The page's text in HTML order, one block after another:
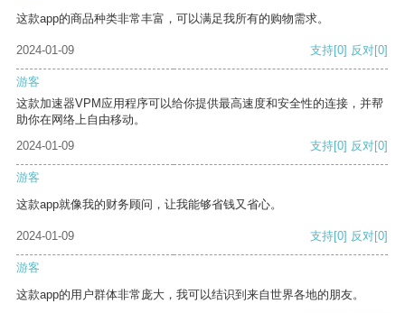
这款app的商品种类非常丰富，可以满足我所有的购物需求。
2024-01-09 支持[0] 反对[0]
游客
这款加速器VPM应用程序可以给你提供最高速度和安全性的连接，并帮
助你在网络上自由移动。
2024-01-09
支持[0] 反对[0]
游客
这款app就像我的财务顾问，让我能够省钱又省心。
2024-01-09 支持[0] 反对[0]
游客
这款app的用户群体非常庞大，我可以结识到来自世界各地的朋友。